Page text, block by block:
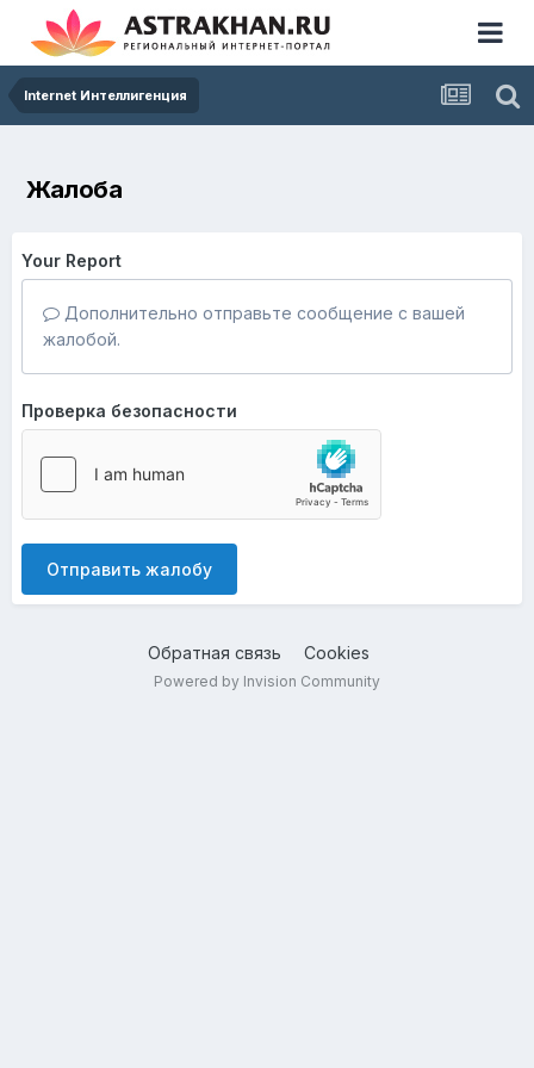
Internet Интеллигенция
Жалоба
Your Report
Дополнительно отправьте сообщение с вашей
жалобой.
Проверка безопасности
Отправить жалобу
Обратная связь Cookies
Powered by Invision Community